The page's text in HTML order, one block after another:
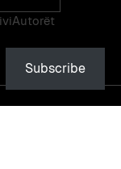
Autorët
Subscribe